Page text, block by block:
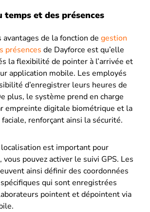
temps et des présences
avantages de la fonction de gestion
présences de Dayforce est qu’elle
la flexibilité de pointer à l’arrivée et
application mobile. Les employés
d’enregistrer leurs heures de
plus, le système prend en charge
empreinte digitale biométrique et la
faciale, renforçant ainsi la sécurité.
est important pour
pouvez activer le suivi GPS. Les
ainsi définir des coordonnées
qui sont enregistrées
pointent et dépointent via